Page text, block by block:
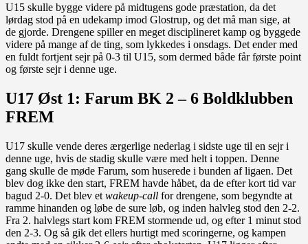
U15 skulle bygge videre på midtugens gode præstation, da det
lørdag stod på en udekamp imod Glostrup, og det må man sige, at
de gjorde. Drengene spiller en meget disciplineret kamp og byggede
videre på mange af de ting, som lykkedes i onsdags. Det ender med
en fuldt fortjent sejr på 0-3 til U15, som dermed både får første point
og første sejr i denne uge.
U17 Øst 1: Farum BK 2 – 6 Boldklubben
FREM
U17 skulle vende deres ærgerlige nederlag i sidste uge til en sejr i
denne uge, hvis de stadig skulle være med helt i toppen. Denne
gang skulle de møde Farum, som huserede i bunden af ligaen. Det
blev dog ikke den start, FREM havde håbet, da de efter kort tid var
bagud 2-0. Det blev et wakeup-call for drengene, som begyndte at
ramme hinanden og løbe de sure løb, og inden halvleg stod den 2-2.
Fra 2. halvlegs start kom FREM stormende ud, og efter 1 minut stod
den 2-3. Og så gik det ellers hurtigt med scoringerne, og kampen